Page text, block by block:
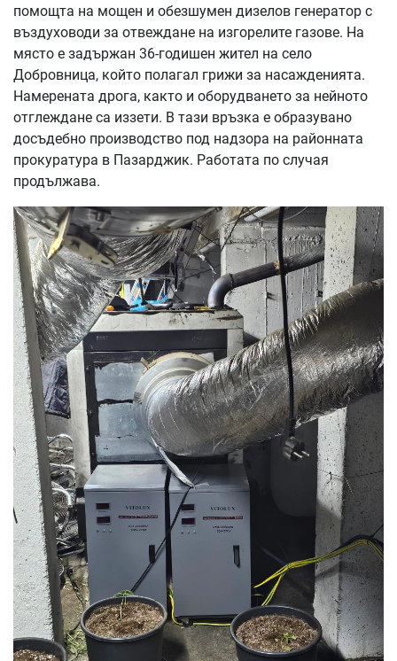
помощта на мощен и обезшумен дизелов генератор с
въздуховоди за отвеждане на изгорелите газове. На
място е задържан 36-годишен жител на село
Добровница, който полагал грижи за насажденията.
Намерената дрога, както и оборудването за нейното
отглеждане са иззети. В тази връзка е образувано
досъдебно производство под надзора на районната
прокуратура в Пазарджик. Работата по случая
продължава.